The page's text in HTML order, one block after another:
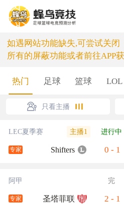
如遇网站功能缺失,可尝试关闭
所有的屏蔽功能或者前往APP
热门 足球 篮球 LOL
只看主播
LEC夏季赛 主播1 进行中
专家 Shifters 0 - 1
阿甲 完
专家 圣塔菲联 2 - 1